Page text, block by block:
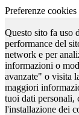
Preferenze cookies
Questo sito fa uso
performance del
network e per
informazioni o
avanzate" o visita
maggiori
tuoi dati
l'installazione dei